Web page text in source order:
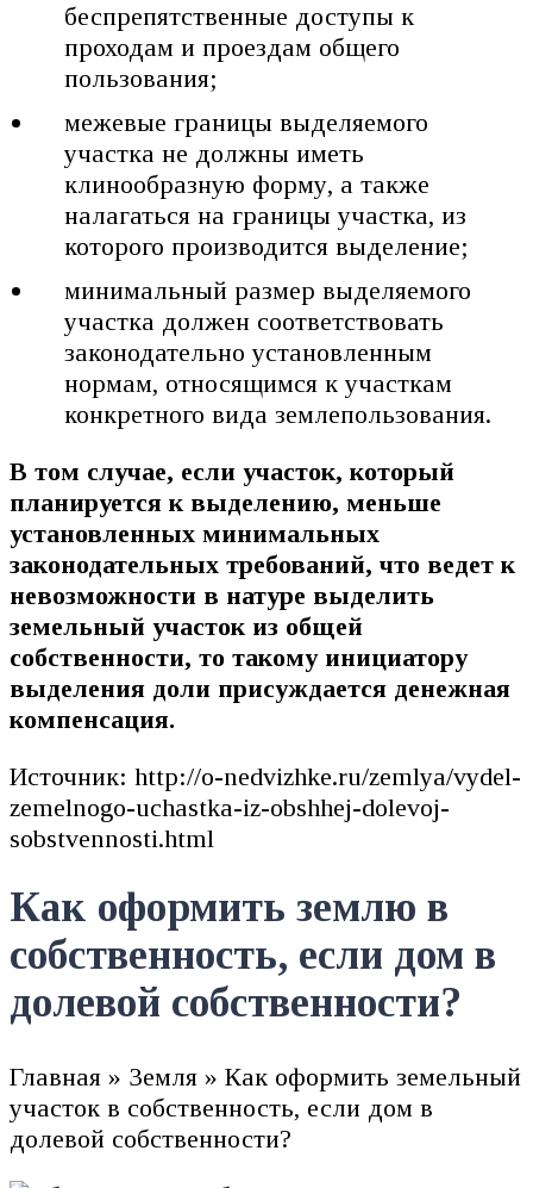
беспрепятственные доступы к
проходам и проездам общего
пользования;
межевые границы выделяемого
участка не должны иметь
клинообразную форму, а также
налагаться на границы участка, из
которого производится выделение;
минимальный размер выделяемого
участка должен соответствовать
законодательно установленным
нормам, относящимся к участкам
конкретного вида землепользования.
В том случае, если участок, который
планируется к выделению, меньше
установленных минимальных
законодательных требований, что ведет к
невозможности в натуре выделить
земельный участок из общей
собственности, то такому инициатору
выделения доли присуждается денежная
компенсация.
Источник: http://o-nedvizhke.ru/zemlya/vydel-
zemelnogo-uchastka-iz-obshhej-dolevoj-
sobstvennosti.html
Как оформить землю в
собственность, если дом в
долевой собственности?
Главная » Земля » Как оформить земельный
участок в собственность, если дом в
долевой собственности?